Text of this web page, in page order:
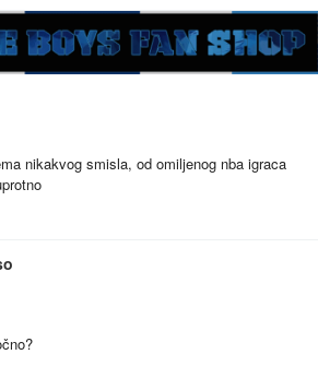
nikakvog smisla, od omiljenog nba igraca